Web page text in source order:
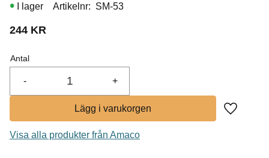
I lager
Köp
244 KR
Antal
+
-
Lägg till
I lager Artikelnr SM-53
Visa alla produkter från Amaco